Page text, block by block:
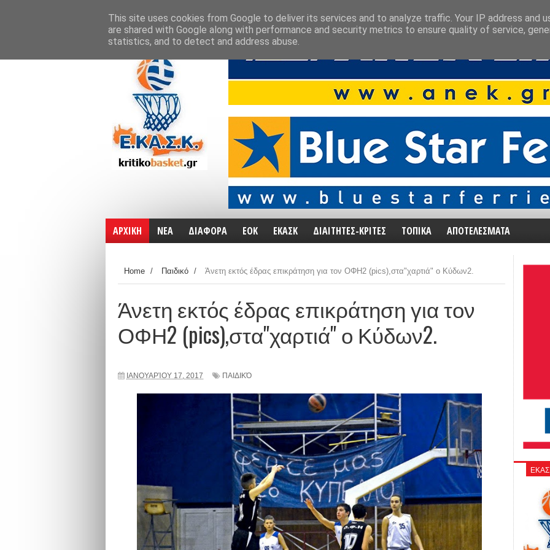
ΑΡΧΙΚΗ ΝΕΑ ΔΙΑΦΟΡΑ ΕΟΚ ΕΚΑΣΚ ΔΙΑΙΤΗΤΕΣ-ΚΡΙΤΕΣ ΤΟΠΙΚΑ ΑΠΟΤΕΛΕΣΜΑΤΑ
Home / Παιδικό / Άνετη εκτός έδρας επικράτηση για τον ΟΦΗ2 (pics),στα"χαρτιά" ο Κύδων2.
Άνετη εκτός έδρας επικράτηση για τον
ΟΦΗ2 (pics),στα"χαρτιά" ο Κύδων2.
ΙΑΝΟΥΑΡΊΟΥ 17, 2017 ΠΑΙΔΙΚΌ
This site uses cookies from Google to deliver its services and to analyze traffic. Your IP address and
are shared with Google along with performance and security metrics to ensure quality of service,
statistics, and to detect and address abuse.